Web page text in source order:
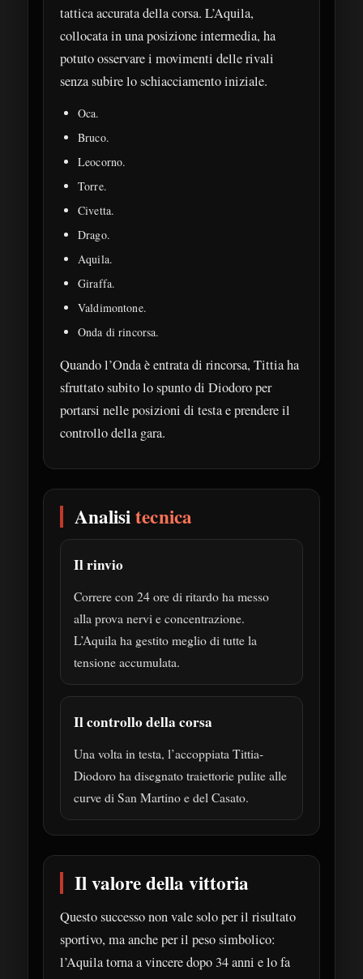
tattica accurata della corsa. L’Aquila,
collocata in una posizione intermedia, ha
potuto osservare i movimenti delle rivali
senza subire lo schiacciamento iniziale.
Oca.
Bruco.
Leocorno.
Torre.
Civetta.
Drago.
Aquila.
Giraffa.
Valdimontone.
Onda di rincorsa.
Quando l’Onda è entrata di rincorsa, Tittia ha
sfruttato subito lo spunto di Diodoro per
portarsi nelle posizioni di testa e prendere il
controllo della gara.
Analisitecnica
Il rinvio
Correre con 24 ore di ritardo ha messo
alla prova nervi e concentrazione.
L’Aquila ha gestito meglio di tutte la
tensione accumulata.
Il controllo della corsa
Una volta in testa, l’accoppiata Tittia-
Diodoro ha disegnato traiettorie pulite alle
curve di San Martino e del Casato.
Il valore della vittoria
Questo successo non vale solo per il risultato
sportivo, ma anche per il peso simbolico:
l’Aquila torna a vincere dopo 34 anni e lo fa